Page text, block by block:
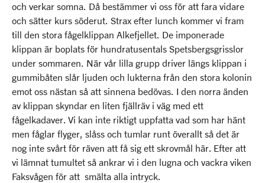
och verkar somna. Då bestämmer vi oss för att fara vidare
och sätter kurs söderut. Strax efter lunch kommer vi fram
till den stora fågelklippan Alkefjellet. De imponerade
klippan är boplats för hundratusentals Spetsbergsgrisslor
under sommaren. När vår lilla grupp driver längs klippan i
gummibåten slår ljuden och lukterna från den stora kolonin
emot oss nästan så att sinnena bedövas. I den norra änden
av klippan skyndar en liten fjällräv i väg med ett
fågelkadaver. Vi kan inte riktigt uppfatta vad som har hänt
men fåglar flyger, slåss och tumlar runt överallt så det är
nog inte svårt för räven att få sig ett skrovmål här. Efter att
vi lämnat tumultet så ankrar vi i den lugna och vackra viken
Faksvågen för att smälta alla intryck.